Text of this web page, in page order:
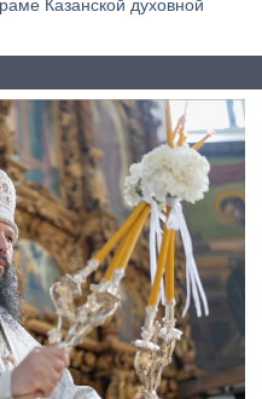
Казанской духовной